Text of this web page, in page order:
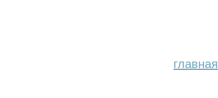
главная